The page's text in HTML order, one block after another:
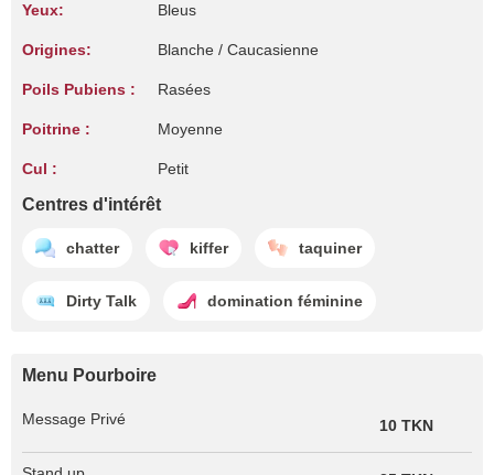
Yeux: Bleus
Origines: Blanche / Caucasienne
Poils Pubiens : Rasées
Poitrine : Moyenne
Cul : Petit
Centres d'intérêt
chatter kiffer taquiner
Dirty Talk domination féminine
Menu Pourboire
Message Privé 10 TKN